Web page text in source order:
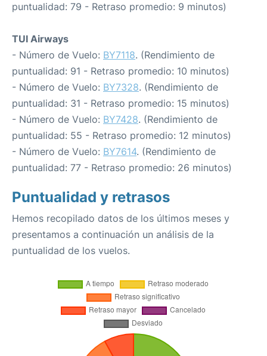
puntualidad: 79 - Retraso promedio: 9 minutos)
TUI Airways
- Número de Vuelo: BY7118. (Rendimiento de
puntualidad: 91 - Retraso promedio: 10 minutos)
- Número de Vuelo: BY7328. (Rendimiento de
puntualidad: 31 - Retraso promedio: 15 minutos)
- Número de Vuelo: BY7428. (Rendimiento de
puntualidad: 55 - Retraso promedio: 12 minutos)
- Número de Vuelo: BY7614. (Rendimiento de
puntualidad: 77 - Retraso promedio: 26 minutos)
Puntualidad y retrasos
Hemos recopilado datos de los últimos meses y
presentamos a continuación un análisis de la
puntualidad de los vuelos.